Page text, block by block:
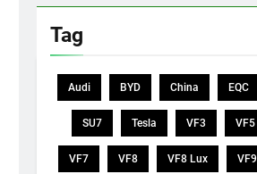
Tag
Audi BYD China EQC
SU7 Tesla VF3 VF5
VF7 VF8 VF8 Lux VF9